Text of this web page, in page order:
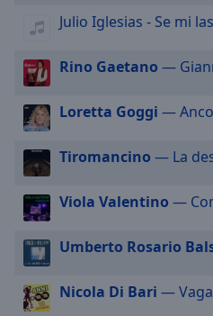
modal
window.
Beginning
window.
Escape
cancel
and
close
Julio Iglesias - Se mi
Rino Gaetano —
Loretta Goggi —
Tiromancino — La
Viola Valentino —
Umberto Rosario
Nicola Di Bari —